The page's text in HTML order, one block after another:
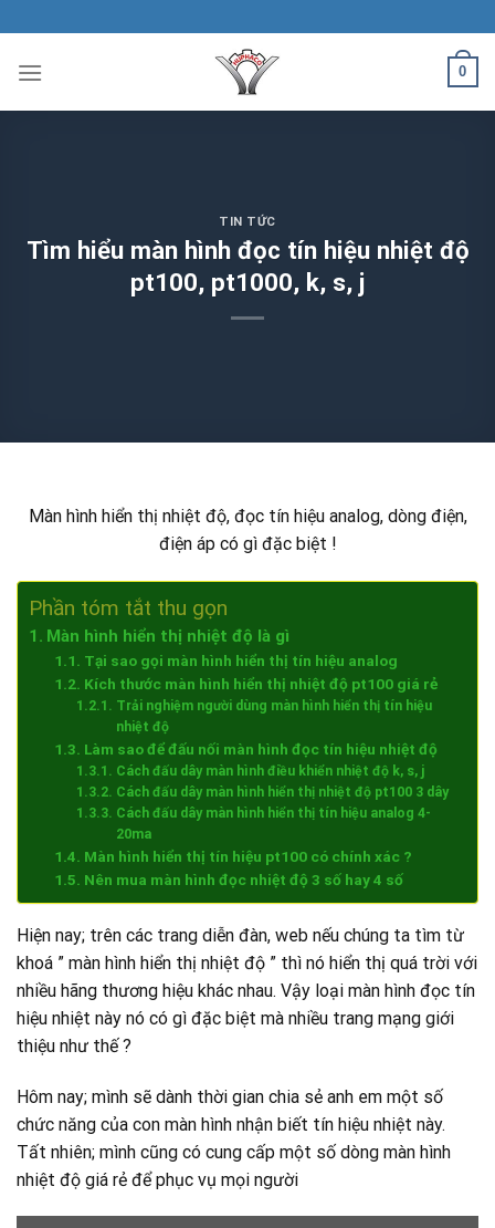
to
content
0
TIN TỨC
Tìm hiểu màn hình đọc tín hiệu nhiệt độ
pt100, pt1000, k, s, j
Màn hình hiển thị nhiệt độ, đọc tín hiệu analog, dòng điện,
điện áp có gì đặc biệt !
Phần tóm tắt thu gọn
Màn hình hiển thị nhiệt độ là gì
Tại sao gọi màn hình hiển thị tín hiệu analog
Kích thước màn hình hiển thị nhiệt độ pt100 giá rẻ
Trải nghiệm người dùng màn hình hiển thị tín hiệu
nhiệt độ
Làm sao để đấu nối màn hình đọc tín hiệu nhiệt độ
Cách đấu dây màn hình điều khiển nhiệt độ k, s, j
Cách đấu dây màn hình hiển thị nhiệt độ pt100 3 dây
Cách đấu dây màn hình hiển thị tín hiệu analog 4-
20ma
Màn hình hiển thị tín hiệu pt100 có chính xác ?
Nên mua màn hình đọc nhiệt độ 3 số hay 4 số
Hiện nay; trên các trang diễn đàn, web nếu chúng ta tìm từ
khoá ” màn hình hiển thị nhiệt độ ” thì nó hiển thị quá trời với
nhiều hãng thương hiệu khác nhau. Vậy loại màn hình đọc tín
hiệu nhiệt này nó có gì đặc biệt mà nhiều trang mạng giới
thiệu như thế ?
Hôm nay; mình sẽ dành thời gian chia sẻ anh em một số
chức năng của con màn hình nhận biết tín hiệu nhiệt này.
Tất nhiên; mình cũng có cung cấp một số dòng màn hình
nhiệt độ giá rẻ để phục vụ mọi người